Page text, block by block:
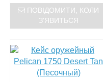
ПОВІДОМИТИ, КОЛИ
З'ЯВИТЬСЯ